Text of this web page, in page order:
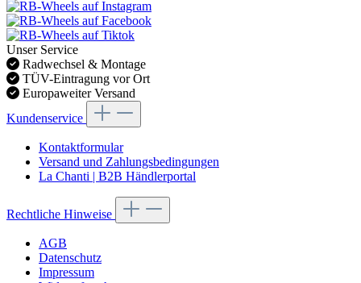
Unser Service
Radwechsel & Montage
TÜV-Eintragung vor Ort
Europaweiter Versand
Kundenservice
Kontaktformular
Versand und Zahlungsbedingungen
La Chanti | B2B Händlerportal
Rechtliche Hinweise
AGB
Datenschutz
Impressum